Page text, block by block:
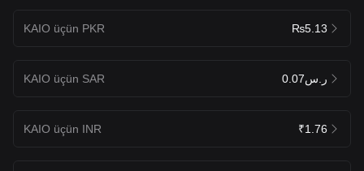
KAIO üçün PKR ₨5.13
KAIO üçün SAR ر.س0.07
KAIO üçün INR ₹1.76